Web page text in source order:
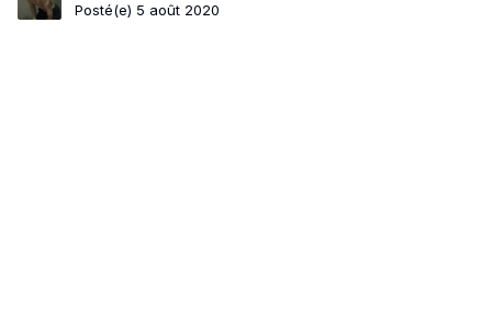
Posté(e) 5 août 2020